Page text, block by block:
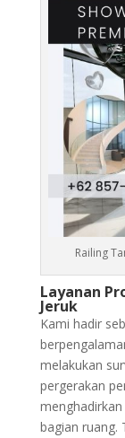
Railing
Layanan
Jeruk
Kami hadir
melakukan
pergerakan
bagian ruang.